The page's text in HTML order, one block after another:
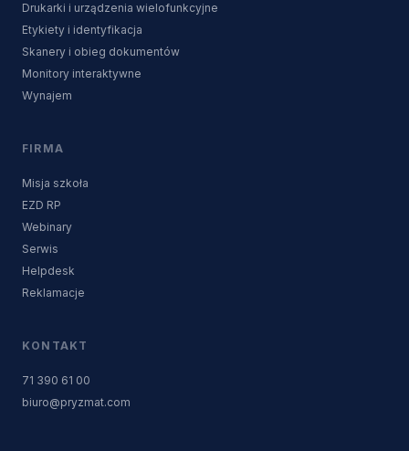
Drukarki i urządzenia wielofunkcyjne
Etykiety i identyfikacja
Skanery i obieg dokumentów
Monitory interaktywne
Wynajem
FIRMA
Misja szkoła
EZD RP
Webinary
Serwis
Helpdesk
Reklamacje
KONTAKT
71 390 61 00
biuro@pryzmat.com